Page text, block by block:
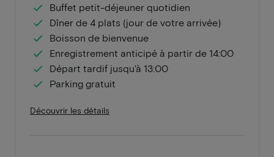
Buffet petit-déjeuner quotidien
Dîner de 4 plats (jour de votre arrivée)
Boisson de bienvenue
Enregistrement anticipé à partir de 14:00
Départ tardif jusqu'à 13:00
Parking gratuit
Découvrir les détails